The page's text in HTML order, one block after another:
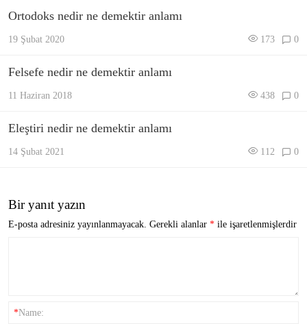
Ortodoks nedir ne demektir anlamı
19 Şubat 2020 173 0
Felsefe nedir ne demektir anlamı
11 Haziran 2018 438 0
Eleştiri nedir ne demektir anlamı
14 Şubat 2021 112 0
Bir yanıt yazın
E-posta adresiniz yayınlanmayacak. Gerekli alanlar * ile işaretlenmişlerdir
*Name: